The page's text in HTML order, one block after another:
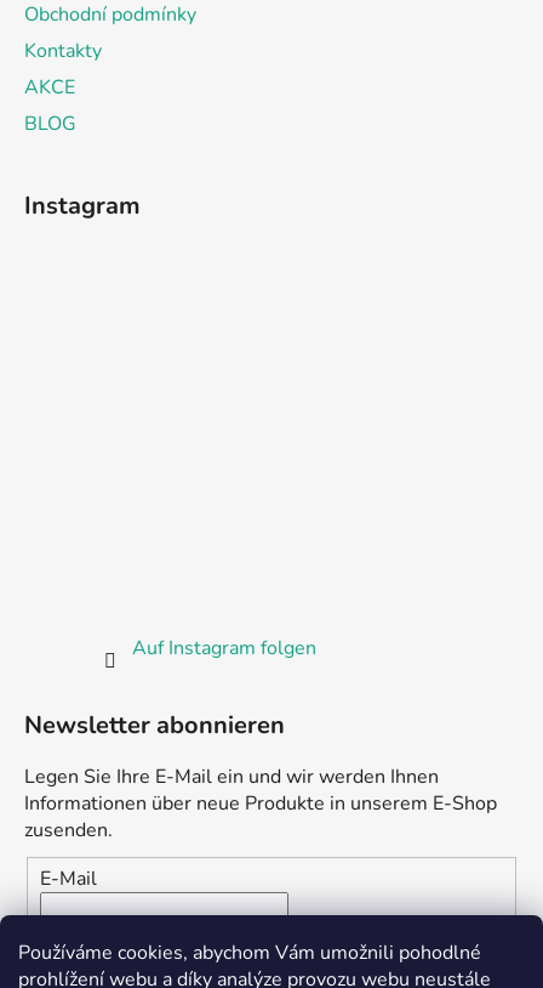
Používáme cookies, abychom Vám umožnili pohodlné
prohlížení webu a díky analýze provozu webu neustále
Obchodní podmínky
Kontakty
AKCE
BLOG
Instagram
Auf Instagram folgen
Newsletter abonnieren
Legen Sie Ihre E-Mail ein und wir werden Ihnen
Informationen über neue Produkte in unserem E-Shop
zusenden.
E-Mail
Vložením e-mailu souhlasíte s
podmínkami ochrany
osobních údajů